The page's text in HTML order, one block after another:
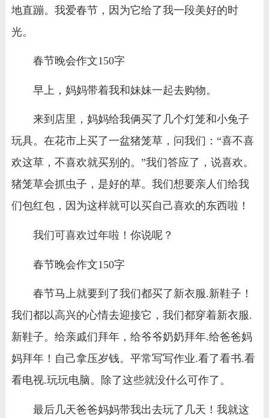
地直蹦。我爱春节，因为它给了我一段美好的时
光。
春节晚会作文150字
早上，妈妈带着我和妹妹一起去购物。
来到店里，妈妈给我俩买了几个灯笼和小兔子
玩具。在花市上买了一盆猪笼草，问我们：“喜不喜
欢这草，不喜欢就买别的。”我们答应了，说喜欢。
猪笼草会抓虫子，是好的草。我们想要亲人们给我
们包红包，因为这样就可以买自己喜欢的东西啦！
我们可喜欢过年啦！你说呢？
春节晚会作文150字
春节马上就要到了我们都买了新衣服.新鞋子！
我们都以高兴的心情去迎接它，我们都穿着新衣服.
新鞋子。给亲戚们拜年，给爷爷奶奶拜年.给爸爸妈
妈拜年！自己拿压岁钱。平常写写作业.看了看书.看
看电视.玩玩电脑。除了这些就没什么可作了。
最后几天爸爸妈妈带我出去玩了几天！我就这